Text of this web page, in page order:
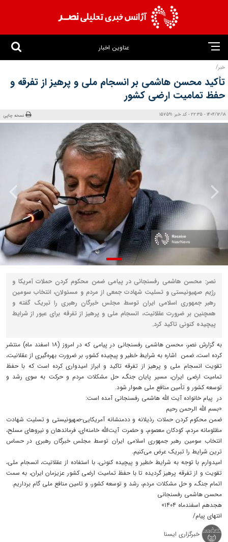
عناوین اخبار
خبر/
تأکید محسن هاشمی بر انسجام ملی و پرهیز از تفرقه و
حفظ تمامیت ارضی کشور
1404/12/18 - 22:35 - کد خبر: 157591 نسخه چاپی
نصر: محسن هاشمی رفسنجانی در پیامی ضمن محکوم کردن حملات آمریکا و
رژیم صهیونیستی و تسلیت شهادت جمعی از مردم و مسئولان، انتخاب سومین
رهبر جمهوری اسلامی ایران توسط مجلس خبرگان رهبری را تبریک گفته و
همچنین بر ضرورت عقلانیت، انسجام ملی و پرهیز از تفرقه برای عبور از شرایط
پیچیده کنونی تاکید کرد.
به گزارش نصر، محسن هاشمی رفسنجانی در پیامی که در امروز (۱۸ اسفند ماه) منتشر
کرده است، ضمن اشاره به شرایط خطیر و پیچیده کشور، بر ضرورت بهره‌گیری از عقلانیت،
تقویت انسجام ملی و پرهیز از تفرقه تاکید و ابراز امیدواری کرده است که با حفظ
تمامیت ارضی ایران، مسیر پایان جنگ، حل مشکلات مردم و حرکت به سوی رشد و
توسعه کشور و تأمین منافع ملی هموار شود.
در پیام خانواده آیت الله هاشمی رفسنجانی آمده است:
«بسم الله الرحمن رحیم
ضمن محکوم کردن حملات رذیلانه و ددمنشانه آمریکایی-صهیونیستی و تسلیت شهادت
مظلومانه مردم، کودکان معصوم، و حضرت آیت‌الله خامنه‌ای، فرماندهان و نیروهای مسلح،
انتخاب سومین رهبر جمهوری اسلامی ایران توسط مجلس خبرگان رهبری در حساس
ترین شرایط را تبریک عرض می‌کنیم.
امیدوارم با توجه به شرایط خطیر و پیچیده کنونی، با استفاده از عقلانیت، انسجام ملی،
تقویت و از تفرقه پرهیز گردیده تا با حفظ تمامیت ارضی کشور عزیزمان ایران، به سمت
اتمام جنگ، و حل مشکلات مردم، رشد و توسعه کشور، و تامین منافع ملی گام برداریم.
محسن هاشمی رفسنجانی
هجدهم اسفندماه ۱۴۰۴»
انتهای پیام/
خبرگزاری ایسنا